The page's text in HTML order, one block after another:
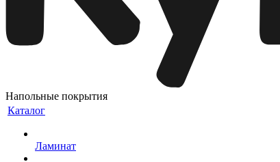
Напольные покрытия
Каталог
Ламинат